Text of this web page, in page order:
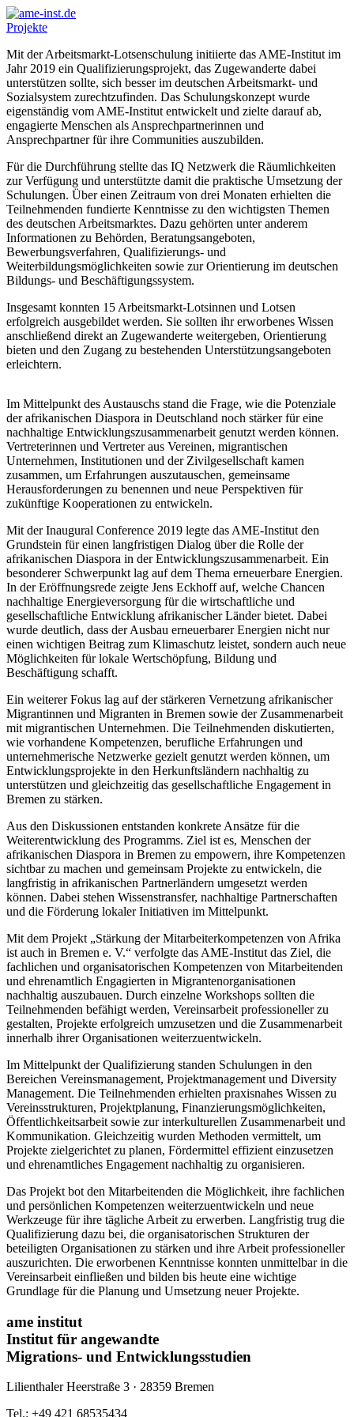
Projekte
Mit der Arbeitsmarkt-Lotsenschulung initiierte das AME-Institut im
Jahr 2019 ein Qualifizierungsprojekt, das Zugewanderte dabei
unterstützen sollte, sich besser im deutschen Arbeitsmarkt- und
Sozialsystem zurechtzufinden. Das Schulungskonzept wurde
eigenständig vom AME-Institut entwickelt und zielte darauf ab,
engagierte Menschen als Ansprechpartnerinnen und
Ansprechpartner für ihre Communities auszubilden.
Für die Durchführung stellte das IQ Netzwerk die Räumlichkeiten
zur Verfügung und unterstützte damit die praktische Umsetzung der
Schulungen. Über einen Zeitraum von drei Monaten erhielten die
Teilnehmenden fundierte Kenntnisse zu den wichtigsten Themen
des deutschen Arbeitsmarktes. Dazu gehörten unter anderem
Informationen zu Behörden, Beratungsangeboten,
Bewerbungsverfahren, Qualifizierungs- und
Weiterbildungsmöglichkeiten sowie zur Orientierung im deutschen
Bildungs- und Beschäftigungssystem.
Insgesamt konnten 15 Arbeitsmarkt-Lotsinnen und Lotsen
erfolgreich ausgebildet werden. Sie sollten ihr erworbenes Wissen
anschließend direkt an Zugewanderte weitergeben, Orientierung
bieten und den Zugang zu bestehenden Unterstützungsangeboten
erleichtern.
Im Mittelpunkt des Austauschs stand die Frage, wie die Potenziale
der afrikanischen Diaspora in Deutschland noch stärker für eine
nachhaltige Entwicklungszusammenarbeit genutzt werden können.
Vertreterinnen und Vertreter aus Vereinen, migrantischen
Unternehmen, Institutionen und der Zivilgesellschaft kamen
zusammen, um Erfahrungen auszutauschen, gemeinsame
Herausforderungen zu benennen und neue Perspektiven für
zukünftige Kooperationen zu entwickeln.
Mit der Inaugural Conference 2019 legte das AME-Institut den
Grundstein für einen langfristigen Dialog über die Rolle der
afrikanischen Diaspora in der Entwicklungszusammenarbeit. Ein
besonderer Schwerpunkt lag auf dem Thema erneuerbare Energien.
In der Eröffnungsrede zeigte Jens Eckhoff auf, welche Chancen
nachhaltige Energieversorgung für die wirtschaftliche und
gesellschaftliche Entwicklung afrikanischer Länder bietet. Dabei
wurde deutlich, dass der Ausbau erneuerbarer Energien nicht nur
einen wichtigen Beitrag zum Klimaschutz leistet, sondern auch neue
Möglichkeiten für lokale Wertschöpfung, Bildung und
Beschäftigung schafft.
Ein weiterer Fokus lag auf der stärkeren Vernetzung afrikanischer
Migrantinnen und Migranten in Bremen sowie der Zusammenarbeit
mit migrantischen Unternehmen. Die Teilnehmenden diskutierten,
wie vorhandene Kompetenzen, berufliche Erfahrungen und
unternehmerische Netzwerke gezielt genutzt werden können, um
Entwicklungsprojekte in den Herkunftsländern nachhaltig zu
unterstützen und gleichzeitig das gesellschaftliche Engagement in
Bremen zu stärken.
Aus den Diskussionen entstanden konkrete Ansätze für die
Weiterentwicklung des Programms. Ziel ist es, Menschen der
afrikanischen Diaspora in Bremen zu empowern, ihre Kompetenzen
sichtbar zu machen und gemeinsam Projekte zu entwickeln, die
langfristig in afrikanischen Partnerländern umgesetzt werden
können. Dabei stehen Wissenstransfer, nachhaltige Partnerschaften
und die Förderung lokaler Initiativen im Mittelpunkt.
Mit dem Projekt „Stärkung der Mitarbeiterkompetenzen von Afrika
ist auch in Bremen e. V.“ verfolgte das AME-Institut das Ziel, die
fachlichen und organisatorischen Kompetenzen von Mitarbeitenden
und ehrenamtlich Engagierten in Migrantenorganisationen
nachhaltig auszubauen. Durch einzelne Workshops sollten die
Teilnehmenden befähigt werden, Vereinsarbeit professioneller zu
gestalten, Projekte erfolgreich umzusetzen und die Zusammenarbeit
innerhalb ihrer Organisationen weiterzuentwickeln.
Im Mittelpunkt der Qualifizierung standen Schulungen in den
Bereichen Vereinsmanagement, Projektmanagement und Diversity
Management. Die Teilnehmenden erhielten praxisnahes Wissen zu
Vereinsstrukturen, Projektplanung, Finanzierungsmöglichkeiten,
Öffentlichkeitsarbeit sowie zur interkulturellen Zusammenarbeit und
Kommunikation. Gleichzeitig wurden Methoden vermittelt, um
Projekte zielgerichtet zu planen, Fördermittel effizient einzusetzen
und ehrenamtliches Engagement nachhaltig zu organisieren.
Das Projekt bot den Mitarbeitenden die Möglichkeit, ihre fachlichen
und persönlichen Kompetenzen weiterzuentwickeln und neue
Werkzeuge für ihre tägliche Arbeit zu erwerben. Langfristig trug die
Qualifizierung dazu bei, die organisatorischen Strukturen der
beteiligten Organisationen zu stärken und ihre Arbeit professioneller
auszurichten. Die erworbenen Kenntnisse konnten unmittelbar in die
Vereinsarbeit einfließen und bilden bis heute eine wichtige
Grundlage für die Planung und Umsetzung neuer Projekte.
ame institut
Institut für angewandte
Migrations- und Entwicklungsstudien
Lilienthaler Heerstraße 3 · 28359 Bremen
Tel.: +49 421 68535434